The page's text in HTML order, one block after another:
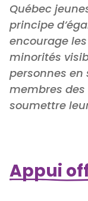
Québec
principe
encourage
minorités
personnes
membres
soumettre
Appui